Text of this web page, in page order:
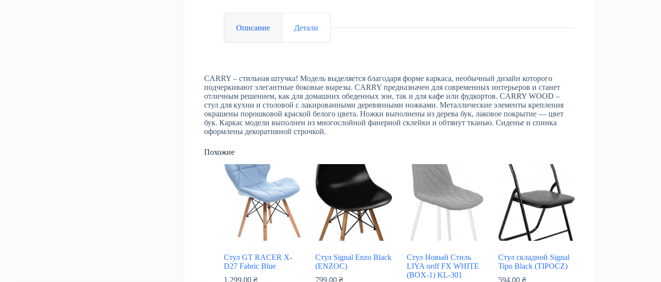
Описание Детали
CARRY – стильная штучка! Модель выделяется благодаря форме каркаса, необычный дизайн которого
подчеркивают элегантные боковые вырезы. CARRY предназначен для современных интерьеров и станет
отличным решением, как для домашних обеденных зон, так и для кафе или фудкортов. CARRY WOOD –
стул для кухни и столовой с лакированными деревянными ножками. Металлические элементы крепления
окрашены порошковой краской белого цвета. Ножки выполнены из дерева бук, лаковое покрытие — цвет
бук. Каркас модели выполнен из многослойной фанерной склейки и обтянут тканью. Сиденье и спинка
оформлены декоративной строчкой.
Похожие
Стул GT RACER X-
D27 Fabric Blue
1,299.00 ₴
Стул Signal Enzo Black
(ENZOC)
799.00₴
Стул Новый Стиль
LIYA ordf FX WHITE
(BOX-1) KL-301
Стул складной Signal
Tipo Black (TIPOCZ)
594.00₴